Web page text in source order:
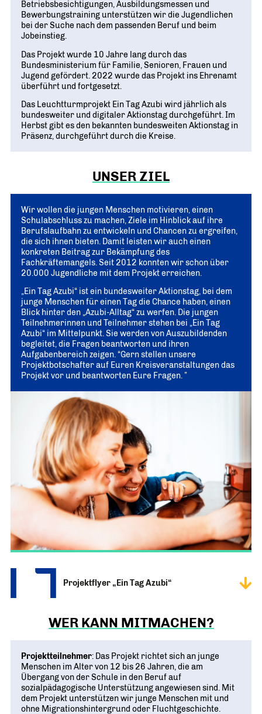
Geschichte
70 JAHRE WJD
Partner
Partner
Deutsche Industrie- und Handelskammer (DIHK)
Junior Chamber International (JCI)
G20 Young Entrepreneurs‘ Alliance
WIRTSCHAFT TRIFFT POLITIK
WJD Training
WJD TRAINING
Ein Tag Azubi
BERUFSEINSTIEG ERLEICHTERN
Wirtschaftswissen im Wettbewerb (w³)
WIRTSCHAFTSQUIZ FÜR SCHÜLER
CYE
CREATIVE YOUNG ENTREPRENEUR
Beruf und Familie
Bildung und Fachkräfte
Energie und Nachhaltigkeit
POSITIONSPAPIERE, BROSCHÜREN
Magazin
DIE JUNGE WIRTSCHAFT
Betriebsbesichtigungen, Ausbildungsmessen und
Bewerbungstraining unterstützen wir die Jugendlichen
bei der Suche nach dem passenden Beruf und beim
Jobeinstieg.
Das Projekt wurde 10 Jahre lang durch das
Bundesministerium für Familie, Senioren, Frauen und
Jugend gefördert. 2022 wurde das Projekt ins Ehrenamt
überführt und fortgesetzt.
Das Leuchtturmprojekt Ein Tag Azubi wird jährlich als
bundesweiter und digitaler Aktionstag durchgeführt. Im
Herbst gibt es den bekannten bundesweiten Aktionstag in
Präsenz, durchgeführt durch die Kreise.
UNSER ZIEL
Wir wollen die jungen Menschen motivieren, einen
Schulabschluss zu machen, Ziele im Hinblick auf ihre
Berufslaufbahn zu entwickeln und Chancen zu ergreifen,
die sich ihnen bieten. Damit leisten wir auch einen
konkreten Beitrag zur Bekämpfung des
Fachkräftemangels. Seit 2012 konnten wir schon über
20.000 Jugendliche mit dem Projekt erreichen.
„Ein Tag Azubi“ ist ein bundesweiter Aktionstag, bei dem
junge Menschen für einen Tag die Chance haben, einen
Blick hinter den „Azubi-Alltag“ zu werfen. Die jungen
Teilnehmerinnen und Teilnehmer stehen bei „Ein Tag
Azubi“ im Mittelpunkt. Sie werden von Auszubildenden
begleitet, die Fragen beantworten und ihren
Aufgabenbereich zeigen. “Gern stellen unsere
Projektbotschafter auf Euren Kreisveranstaltungen das
Projekt vor und beantworten Eure Fragen. ”
Projektflyer „Ein Tag Azubi“
WER KANN MITMACHEN?
Projektteilnehmer: Das Projekt richtet sich an junge
Menschen im Alter von 12 bis 26 Jahren, die am
Übergang von der Schule in den Beruf auf
sozialpädagogische Unterstützung angewiesen sind. Mit
dem Projekt unterstützen wir junge Menschen mit und
ohne Migrationshintergrund oder Fluchtgeschichte.